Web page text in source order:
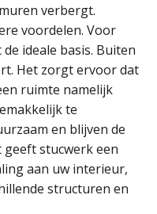
verbergt.
voordelen. Voor
ideale basis. Buiten
Het zorgt ervoor dat
ruimte namelijk
te
en blijven de
stucwerk een
aan uw interieur,
structuren en